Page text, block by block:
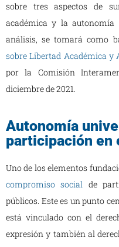
sobre tres aspectos de
académica y la
análisis, se tomará como
sobre Libertad Académica
por la Comisión
diciembre de 2021.
Autonomía
participación en
Uno de los elementos
compromiso social de
públicos. Este es un punto
está vinculado con el
expresión y también al